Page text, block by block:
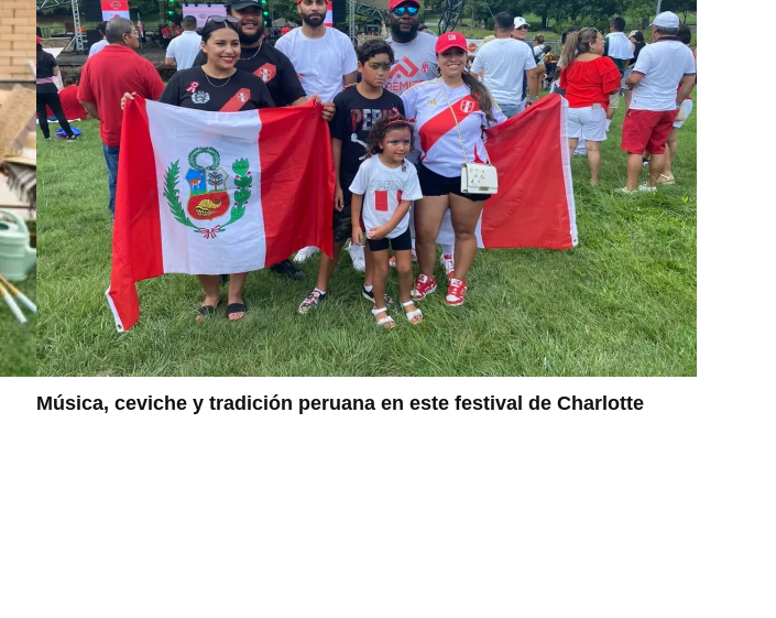
Música, ceviche y tradición peruana en este festival de Charlotte